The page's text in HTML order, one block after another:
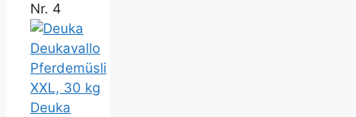
Nr. 4
Deuka